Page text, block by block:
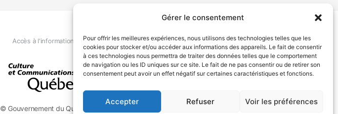
Gérer le consentement
Pour offrir les meilleures expériences, nous utilisons des technologies telles que les
cookies pour stocker et/ou accéder aux informations des appareils. Le fait de consentir
à ces technologies nous permettra de traiter des données telles que le comportement
de navigation ou les ID uniques sur ce site. Le fait de ne pas consentir ou de retirer son
consentement peut avoir un effet négatif sur certaines caractéristiques et fonctions.
Accepter Refuser Voir les préférences
© Gouvernement du Québec, 2026
Accès à l'information Déclaration de services Politique de confidentialité